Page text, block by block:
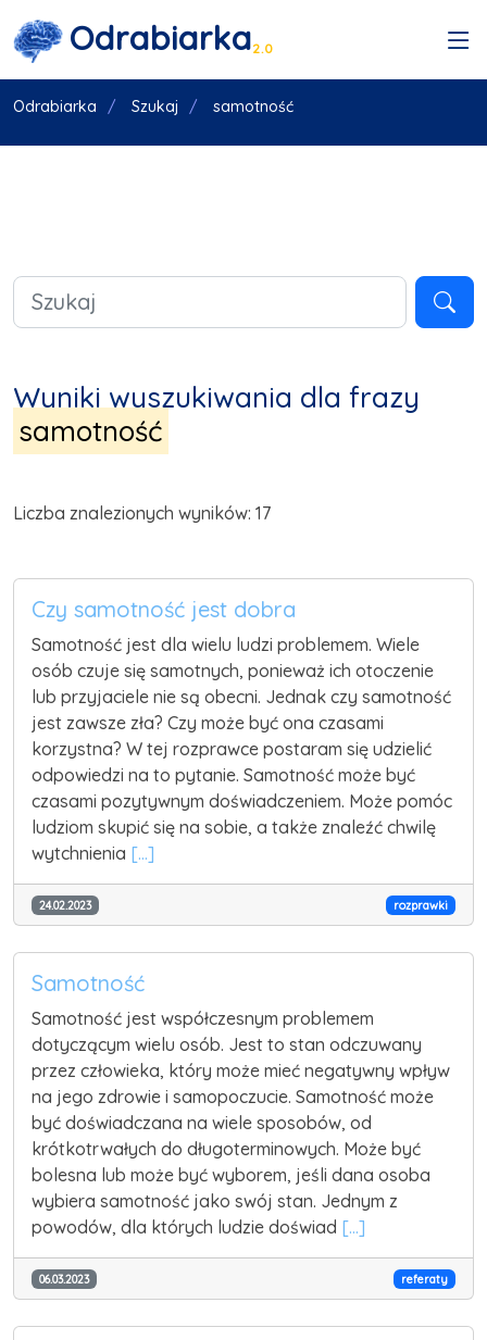
Odrabiarka2.0
Odrabiarka Szukaj samotność
Wyniki wyszukiwania dla frazy
samotność
Liczba znalezionych wyników: 17
Czy samotność jest dobra
Samotność jest dla wielu ludzi problemem. Wiele
osób czuje się samotnych, ponieważ ich otoczenie
lub przyjaciele nie są obecni. Jednak czy samotność
jest zawsze zła? Czy może być ona czasami
korzystna? W tej rozprawce postaram się udzielić
odpowiedzi na to pytanie. Samotność może być
czasami pozytywnym doświadczeniem. Może pomóc
ludziom skupić się na sobie, a także znaleźć chwilę
wytchnienia [...]
24.02.2023 rozprawki
Samotność
Samotność jest współczesnym problemem
dotyczącym wielu osób. Jest to stan odczuwany
przez człowieka, który może mieć negatywny wpływ
na jego zdrowie i samopoczucie. Samotność może
być doświadczana na wiele sposobów, od
krótkotrwałych do długoterminowych. Może być
bolesna lub może być wyborem, jeśli dana osoba
wybiera samotność jako swój stan. Jednym z
powodów, dla których ludzie doświad [...]
06.03.2023 referaty